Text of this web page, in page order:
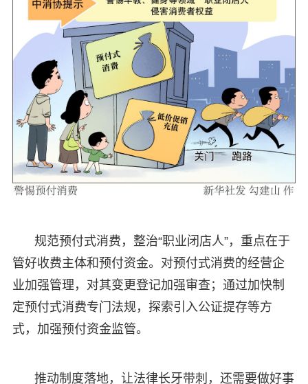
规范预付式消费，整治“职业闭店人”，重点在于
管好收费主体和预付资金。对预付式消费的经营企
业加强管理，对其变更登记加强审查；通过加快制
定预付式消费专门法规，探索引入公证提存等方
式，加强预付资金监管。
推动制度落地，让法律长牙带刺，还需要做好事